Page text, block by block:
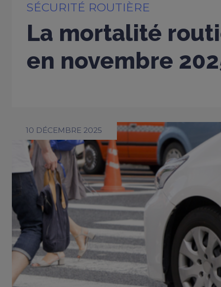
SÉCURITÉ ROUTIÈRE
La mortalité
en novembre
10 DÉCEMBRE 2025